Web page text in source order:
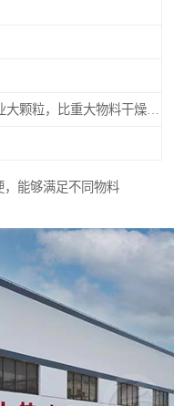
能够满足不同物料